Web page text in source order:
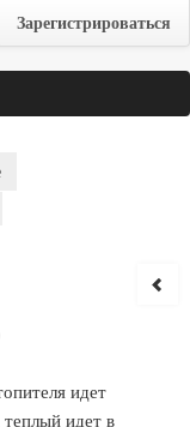
Зарегистрироваться
идет
идет в